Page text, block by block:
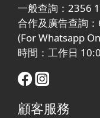
一般查詢：2356
合作及廣告查詢
(For Whatsapp
時間：工作日
顧客服務